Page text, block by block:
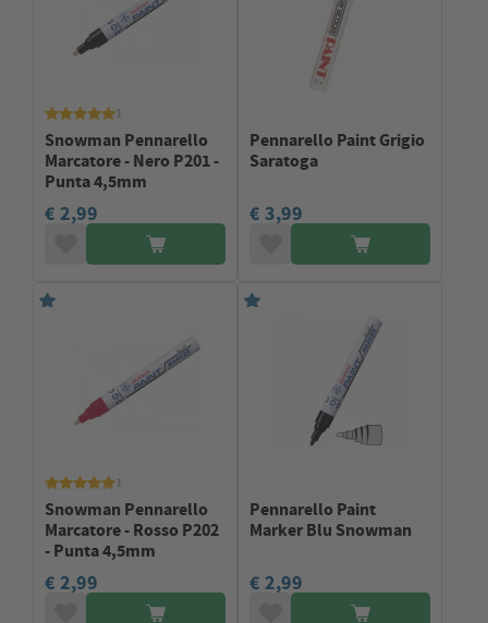
Snowman Pennarello
Marcatore - Nero P201 -
Punta 4,5mm
€ 2,99
Pennarello Paint Grigio
Saratoga
€ 3,99
Snowman Pennarello
Marcatore - Rosso P202
- Punta 4,5mm
€ 2,99
Pennarello Paint
Marker Blu Snowman
€ 2,99